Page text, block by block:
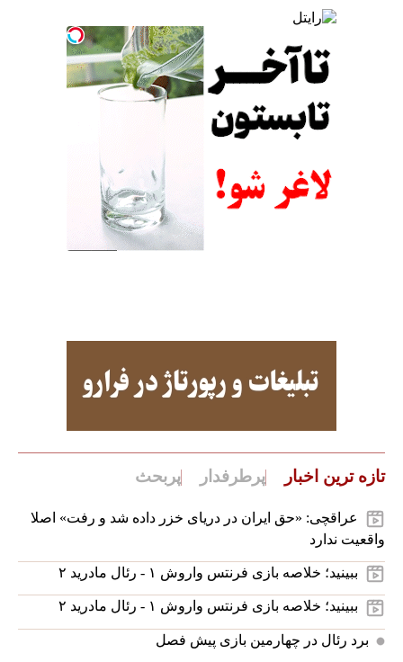
تازه ترین اخبار پرطرفدار پربحث
عراقچی: «حق ایران در دریای خزر داده شد و رفت» اصلا
واقعیت ندارد
ببینید؛ خلاصه بازی فرنتس واروش ۱ - رئال مادرید ۲
ببینید؛ خلاصه بازی فرنتس واروش ۱ - رئال مادرید ۲
برد رئال در چهارمین بازی پیش فصل